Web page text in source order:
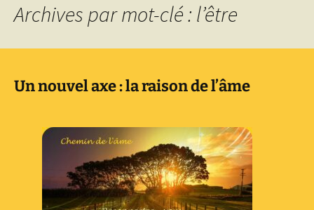
Archives par mot-clé : l’être
Un nouvel axe : la raison de l’âme